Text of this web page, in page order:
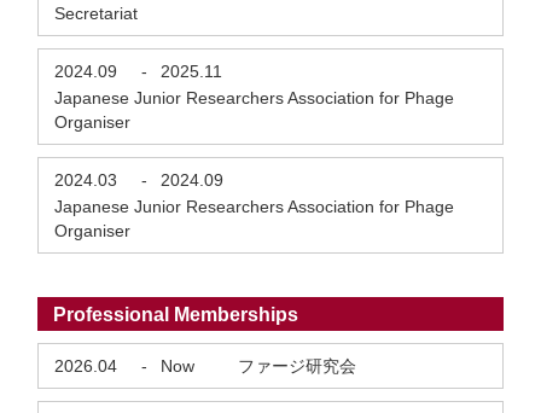
Secretariat
2024.09 -
2025.11
Japanese Junior Researchers Association for Phage
Organiser
2024.03 -
2024.09
Japanese Junior Researchers Association for Phage
Organiser
Professional Memberships
2026.04 - Now ファージ研究会